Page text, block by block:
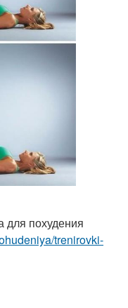
для похудения
trenirovki-